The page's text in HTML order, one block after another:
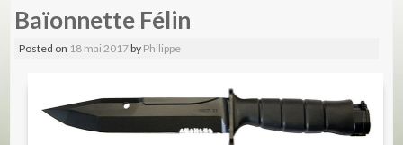
to
Baïonnette Félin
Posted on 18 mai 2017by Philippe